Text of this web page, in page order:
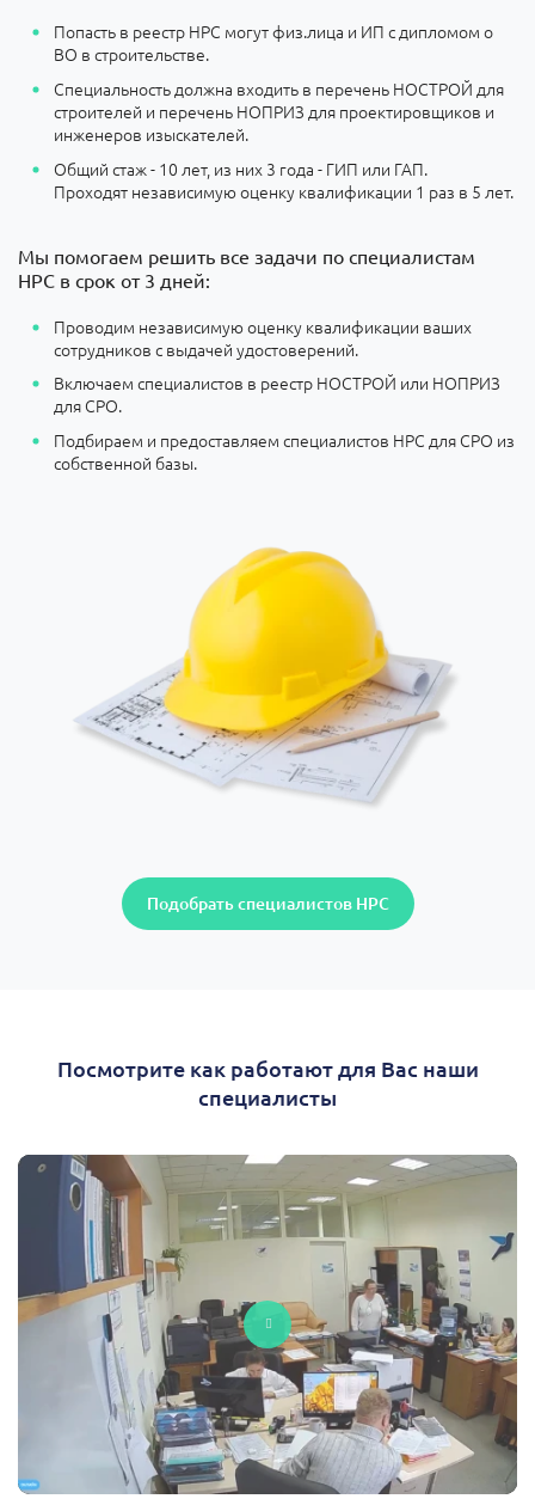
Попасть в реестр НРС могут физ.лица и ИП с дипломом о
ВО в строительстве.
Специальность должна входить в перечень НОСТРОЙ для
строителей и перечень НОПРИЗ для проектировщиков и
инженеров изыскателей.
Общий стаж - 10 лет, из них 3 года - ГИП или ГАП.
Проходят независимую оценку квалификации 1 раз в 5 лет.
Подобрать специалистов НРС
Мы помогаем решить все задачи по специалистам
НРС в срок от 3 дней:
Проводим независимую оценку квалификации ваших
сотрудников с выдачей удостоверений.
Включаем специалистов в реестр НОСТРОЙ или НОПРИЗ
для СРО.
Подбираем и предоставляем специалистов НРС для СРО из
собственной базы.
Посмотрите как работают для Вас наши
специалисты